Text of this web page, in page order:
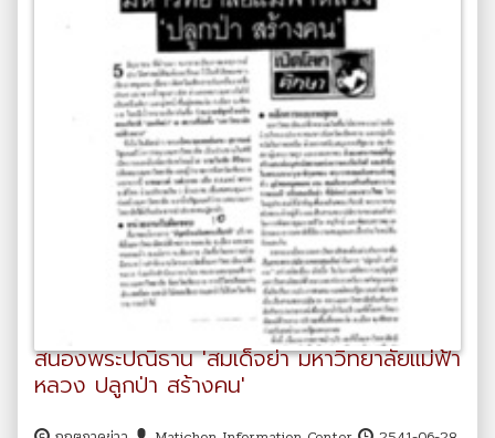
สนองพระปณิธาน 'สมเด็จย่า มหาวิทยาลัยแม่ฟ้า
หลวง ปลูกป่า สร้างคน'